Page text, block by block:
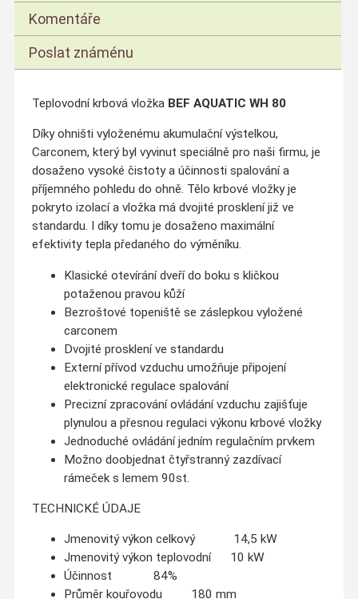
Komentáře
Poslat známénu
Teplovodní krbová vložka BEF AQUATIC WH 80
Díky ohništi vyloženému akumulační výstelkou,
Carconem, který byl vyvinut speciálně pro naši firmu, je
dosaženo vysoké čistoty a účinnosti spalování a
příjemného pohledu do ohně. Tělo krbové vložky je
pokryto izolací a vložka má dvojité prosklení již ve
standardu. I díky tomu je dosaženo maximální
efektivity tepla předaného do výměníku.
Klasické otevírání dveří do boku s kličkou
potaženou pravou kůží
Bezroštové topeniště se záslepkou vyložené
carconem
Dvojité prosklení ve standardu
Externí přívod vzduchu umožňuje připojení
elektronické regulace spalování
Precizní zpracování ovládání vzduchu zajišťuje
plynulou a přesnou regulaci výkonu krbové vložky
Jednoduché ovládání jedním regulačním prvkem
Možno doobjednat čtyřstranný zazdívací
rámeček s lemem 90st.
TECHNICKÉ ÚDAJE
Jmenovitý výkon celkový 14,5 kW
Jmenovitý výkon teplovodní 10 kW
Účinnost 84%
Průměr kouřovodu 180 mm